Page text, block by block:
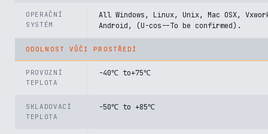
OPERAČNÍ
SYSTÉM
All Windows, Linux, Unix, Mac OSX,
Android, (U-cos--To be confirmed).
ODOLNOST VŮČI PROSTŘEDÍ
PROVOZNÍ
TEPLOTA
-40℃ to+75℃
SKLADOVACÍ
TEPLOTA
-50℃ to +85℃